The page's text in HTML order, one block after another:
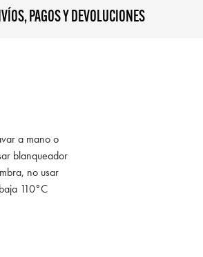
PAGOS Y DEVOLUCIONES
a mano o
blanqueador
no usar
110°C